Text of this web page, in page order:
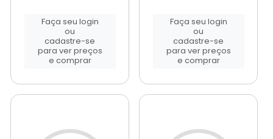
Faça seu login
ou
cadastre-se
para ver preços
e comprar
Faça seu login
ou
cadastre-se
para ver preços
e comprar